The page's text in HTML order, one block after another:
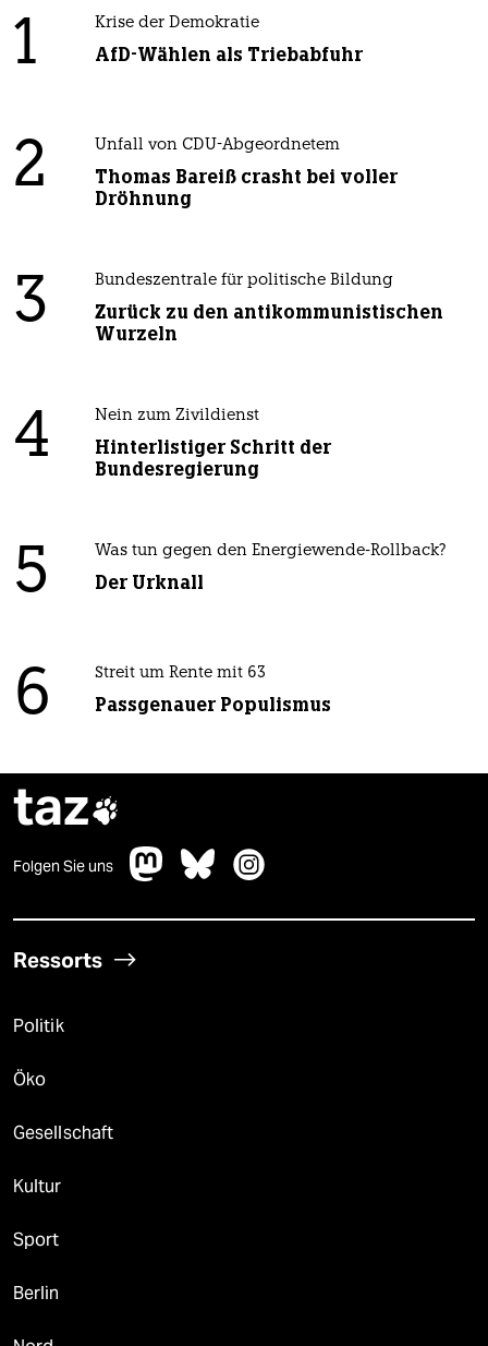
1 Krise der Demokratie
AfD-Wählen als Triebabfuhr
2 Unfall von CDU-Abgeordnetem
Thomas Bareiß crasht bei voller
Dröhnung
3 Bundeszentrale für politische Bildung
Zurück zu den antikommunistischen
Wurzeln
4 Nein zum Zivildienst
Hinterlistiger Schritt der
Bundesregierung
5 Was tun gegen den Energiewende-Rollback?
Der Urknall
6 Streit um Rente mit 63
Passgenauer Populismus
taz
Folgen Sie uns
Ressorts
Politik
Öko
Gesellschaft
Kultur
Sport
Berlin